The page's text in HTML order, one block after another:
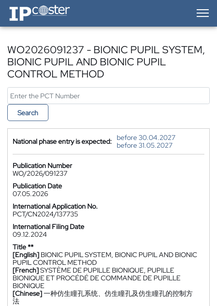
IP-Coster — Home
WO2026091237 - BIONIC PUPIL SYSTEM,
BIONIC PUPIL AND BIONIC PUPIL
CONTROL METHOD
Search
National phase entry is expected:
before 30.04.2027
before 31.05.2027
Publication Number
WO/2026/091237
Publication Date
07.05.2026
International Application No.
PCT/CN2024/137735
International Filing Date
09.12.2024
Title **
[English] BIONIC PUPIL SYSTEM, BIONIC PUPIL AND BIONIC
PUPIL CONTROL METHOD
[French]SYSTÈME DE PUPILLE BIONIQUE, PUPILLE
BIONIQUE ET PROCÉDÉ DE COMMANDE DE PUPILLE
BIONIQUE
[Chinese]一种仿生瞳孔系统、仿生瞳孔及仿生瞳孔的控制方
法